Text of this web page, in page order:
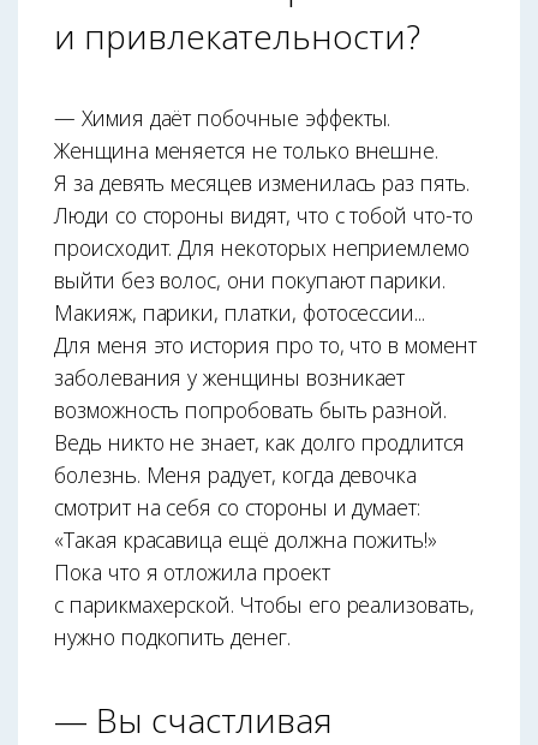
и привлекательности?
— Химия даёт побочные эффекты.
Женщина меняется не только внешне.
Я за девять месяцев изменилась раз пять.
Люди со стороны видят, что с тобой что-то
происходит. Для некоторых неприемлемо
выйти без волос, они покупают парики.
Макияж, парики, платки, фотосессии...
Для меня это история про то, что в момент
заболевания у женщины возникает
возможность попробовать быть разной.
Ведь никто не знает, как долго продлится
болезнь. Меня радует, когда девочка
смотрит на себя со стороны и думает:
«Такая красавица ещё должна пожить!»
Пока что я отложила проект
с парикмахерской. Чтобы его реализовать,
нужно подкопить денег.
— Вы счастливая